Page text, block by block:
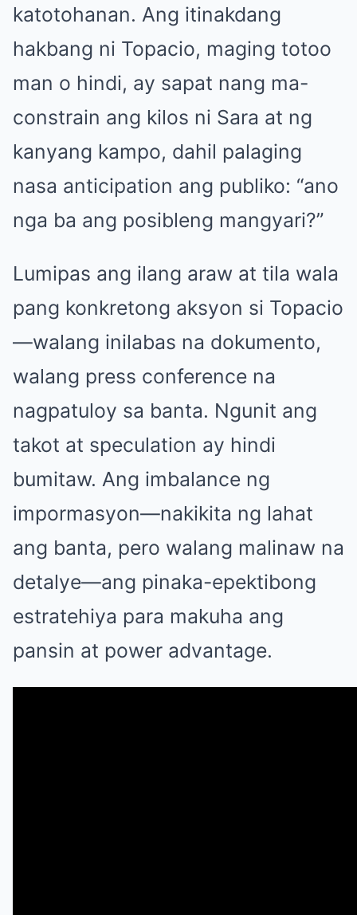
katotohanan. Ang itinakdang
hakbang ni Topacio, maging totoo
man o hindi, ay sapat nang ma-
constrain ang kilos ni Sara at ng
kanyang kampo, dahil palaging
nasa anticipation ang publiko: “ano
nga ba ang posibleng mangyari?”
Lumipas ang ilang araw at tila wala
pang konkretong aksyon si Topacio
—walang inilabas na dokumento,
walang press conference na
nagpatuloy sa banta. Ngunit ang
takot at speculation ay hindi
bumitaw. Ang imbalance ng
impormasyon—nakikita ng lahat
ang banta, pero walang malinaw na
detalye—ang pinaka-epektibong
estratehiya para makuha ang
pansin at power advantage.